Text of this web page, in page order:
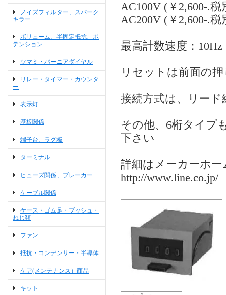
ノイズフィルター、スパーク
キラー
ボリューム、半固定抵抗、ポ
テンション
ツマミ・バーニアダイヤル
リレー・タイマー・カウンタ
ー
表示灯
基板関係
端子台、ラグ板
ターミナル
ヒューズ関係、ブレーカー
ケーブル関係
ケース・ゴム足・ブッシュ・
ねじ類
ファン
抵抗・コンデンサー・半導体
ケア(メンテナンス）商品
キット
AC100V (￥2,600-.税
AC200V (￥2,600-.税
最高計数速度：10Hz
リセットは前面の
接続方式は、リー
その他、6桁タイプ
下さい
詳細はメーカーホ
http://www.line.co.jp/